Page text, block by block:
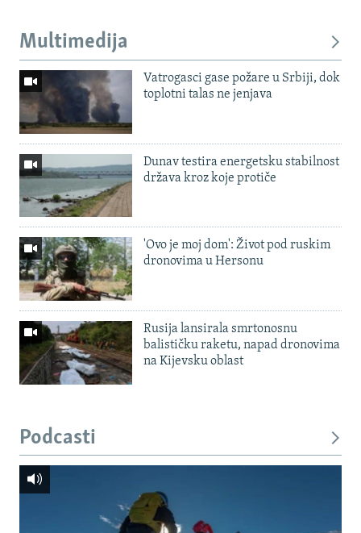
Multimedija
Vatrogasci gase požare u Srbiji, dok
toplotni talas ne jenjava
Dunav testira energetsku stabilnost
država kroz koje protiče
'Ovo je moj dom': Život pod ruskim
dronovima u Hersonu
Rusija lansirala smrtonosnu
balističku raketu, napad dronovima
na Kijevsku oblast
Podcasti